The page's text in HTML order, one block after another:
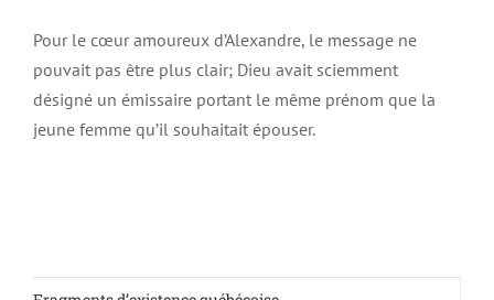
Pour le cœur amoureux d’Alexandre, le message ne
pouvait pas être plus clair; Dieu avait sciemment
désigné un émissaire portant le même prénom que la
jeune femme qu’il souhaitait épouser.